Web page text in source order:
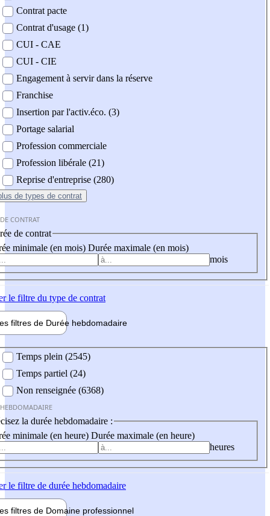
Contrat pacte
Contrat d'usage (1)
CUI - CAE
CUI - CIE
Engagement à servir dans la réserve
Franchise
Insertion par l'activ.éco. (3)
Portage salarial
Profession commerciale
Profession libérale (21)
Reprise d'entreprise (280)
de types de contrat
CONTRAT
de contrat
minimale (en mois) Durée maximale (en mois)
mois
le filtre du type de contrat
filtres de Durée hebdomadaire
Temps plein (2545)
Temps partiel (24)
Non renseignée (6368)
la durée hebdomadaire :
minimale (en heure) Durée maximale (en heure)
heures
le filtre de durée hebdomadaire
filtres de Domaine professionnel